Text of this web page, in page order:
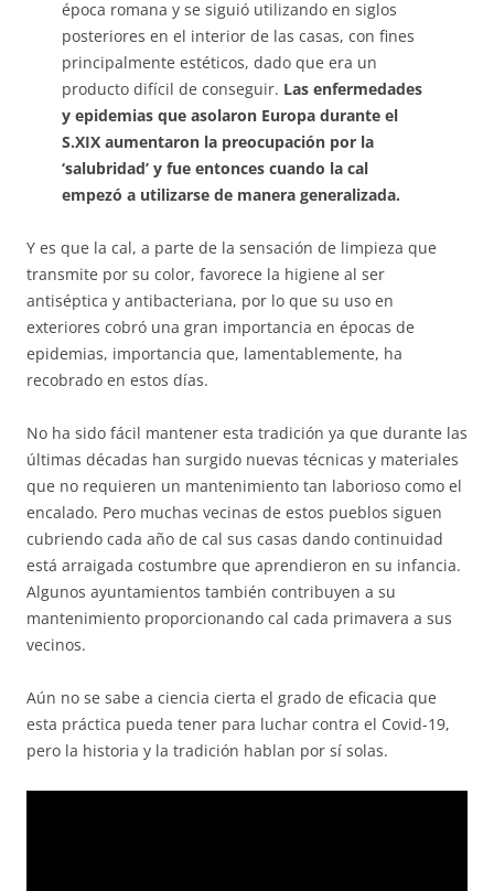
época romana y se siguió utilizando en siglos
posteriores en el interior de las casas, con fines
principalmente estéticos, dado que era un
producto difícil de conseguir. Las enfermedades
y epidemias que asolaron Europa durante el
S.XIX aumentaron la preocupación por la
‘salubridad’ y fue entonces cuando la cal
empezó a utilizarse de manera generalizada.
Y es que la cal, a parte de la sensación de limpieza que
transmite por su color, favorece la higiene al ser
antiséptica y antibacteriana, por lo que su uso en
exteriores cobró una gran importancia en épocas de
epidemias, importancia que, lamentablemente, ha
recobrado en estos días.
No ha sido fácil mantener esta tradición ya que durante las
últimas décadas han surgido nuevas técnicas y materiales
que no requieren un mantenimiento tan laborioso como el
encalado. Pero muchas vecinas de estos pueblos siguen
cubriendo cada año de cal sus casas dando continuidad
está arraigada costumbre que aprendieron en su infancia.
Algunos ayuntamientos también contribuyen a su
mantenimiento proporcionando cal cada primavera a sus
vecinos.
Aún no se sabe a ciencia cierta el grado de eficacia que
esta práctica pueda tener para luchar contra el Covid-19,
pero la historia y la tradición hablan por sí solas.